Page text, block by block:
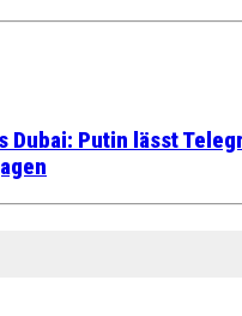
Dubai: Putin lässt